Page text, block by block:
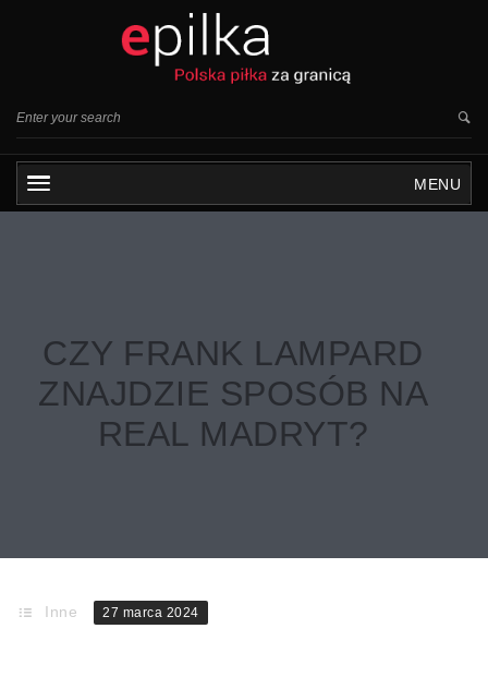
MENU
CZY FRANK LAMPARD
ZNAJDZIE SPOSÓB NA
REAL MADRYT?
Inne 27 marca 2024